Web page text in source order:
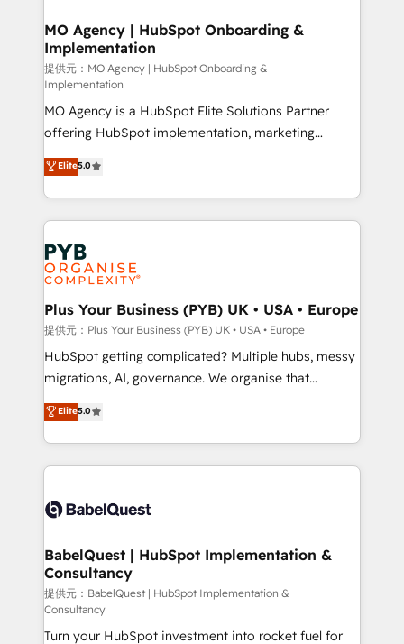
architectures that accelerate revenue operations and
performance. - Multi-object CRM migration, cleanup,
and implementation. - Pre-built and custom
integrations across your full tech stack. - Custom
object setup, CMS builds, and full-funnel automation.
- Dashboards, lifecycle campaigns, and lead
nurturing sequences. - Cross-hub setup across
Marketing, Sales, Operations, and Service Hubs. -
Ongoing optimization, managed support, and
scalable retainers. Let’s make HubSpot your most
powerful growth engine. Built to convert, scale, and
drive results.
MO Agency | HubSpot Onboarding &
Implementation
提供元：MO Agency | HubSpot Onboarding &
Implementation
MO Agency is a HubSpot Elite Solutions Partner
offering HubSpot implementation, marketing
automation, CRM and RevOps consulting, B2B SEO,
paid media, content marketing, AEO and GEO (AI
search optimisation), and HubSpot Content Hub and
WordPress development. We work with enterprise
and growth-led companies across technology,
professional services, financial services and
industrial sectors. Offices in Johannesburg, Cape
Town, Dubai & London. 500+ HubSpot CRM
implementations delivered. AI visibility coverage
across ChatGPT, Claude, Perplexity, Gemini and
Google AI Overviews. HubSpot Impact Award -
Innovation HubSpot Impact Award - Platform
Migration Excellence HubSpot Impact Award -
accreditations with HubSpot.
Elite5.0
Plus Your Business (PYB) UK • USA • Europe
提供元：Plus Your Business (PYB) UK • USA • Europe
HubSpot getting complicated? Multiple hubs, messy
migrations, AI, governance. We organise that
complexity, so your team can put HubSpot to work...
Welcome to our Profile! We help with: • CRM
implementation, reports, workflows, and team
training • CRM migration from Salesforce, Pipedrive,
custom API integrations with ERP (and other
operations A little about us: • Boutique 'Elite' team of
12 • 150+ clients across Sales Hub, Marketing Hub,
Service Hub, Data Hub and CMS • ISO/IEC
27001:2022, ISO 9001:2015, and ISO 42001:2023
certified - the AI management standard • GuardHub:
Elite5.0
BabelQuest | HubSpot Implementation &
Consultancy
提供元：BabelQuest | HubSpot Implementation &
Consultancy
Turn your HubSpot investment into rocket fuel for